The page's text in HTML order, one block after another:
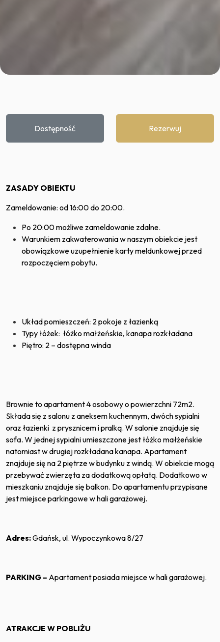
Dostępność Rezerwuj
ZASADY OBIEKTU
Zameldowanie: od 16:00 do 20:00.
Po 20:00 możliwe zameldowanie zdalne.
Warunkiem zakwaterowania w naszym obiekcie jest
obowiązkowe uzupełnienie karty meldunkowej przed
rozpoczęciem pobytu.
Układ pomieszczeń: 2 pokoje z łazienką
Typy łóżek: łóżko małżeńskie, kanapa rozkładana
Piętro: 2 – dostępna winda
Brownie to apartament 4 osobowy o powierzchni 72m2.
Składa się z salonu z aneksem kuchennym, dwóch sypialni
oraz łazienki z prysznicem i pralką. W salonie znajduje się
sofa. W jednej sypialni umieszczone jest łóżko małżeńskie
natomiast w drugiej rozkładana kanapa. Apartament
znajduje się na 2 piętrze w budynku z windą. W obiekcie mogą
przebywać zwierzęta za dodatkową opłatą. Dodatkowo w
mieszkaniu znajduje się balkon. Do apartamentu przypisane
jest miejsce parkingowe w hali garażowej.
Adres:Gdańsk, ul. Wypoczynkowa 8/27
PARKING – Apartament posiada miejsce w hali garażowej.
ATRAKCJE W POBLIŻU